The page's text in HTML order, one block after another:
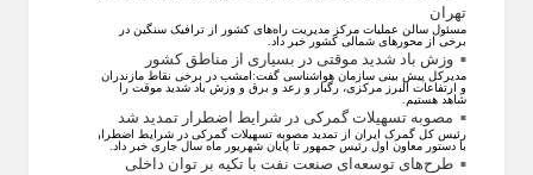
تهران
مسئول سالن عملیات مرکز مدیریت راه‌های کشور از ترافیک سنگین در
برخی از محور‌های شمالی کشور خبر داد.
وزش باد شدید موقتی در بسیاری از مناطق کشور
مدیرکل پیش بینی سازمان هواشناسی گفت:امشب در برخی نقاط مازندران
و ارتفاعات البرز مرکزی، رگبار و رعد و برق و وزش باد شدید موقت را
شاهد هستیم.
مصوبه تسهیلات گمرکی در شرایط اضطرار تمدید شد
رئیس کل گمرک ایران از تمدید مصوبه تسهیلات گمرکی در شرایط اضطرار
با دستور معاون اول رئیس جمهور تا پایان شهریور ماه سال جاری خبر داد.
طرح‌های توسعه‌ای صنعت نفت با تکیه بر توان داخلی